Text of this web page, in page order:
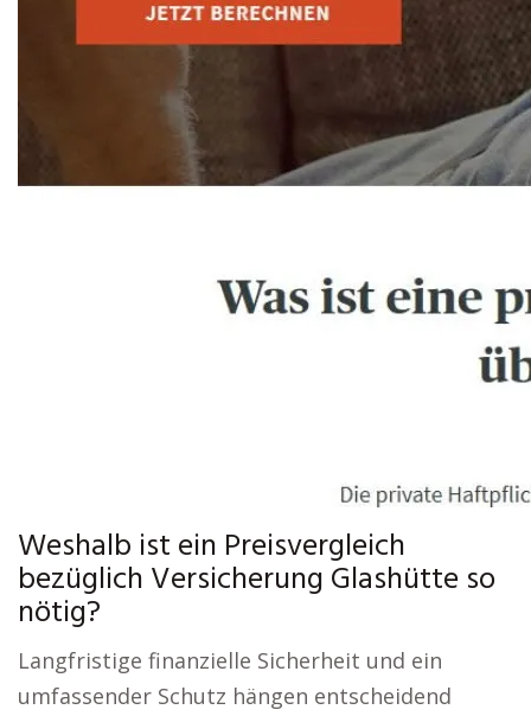
Weshalb ist ein Preisvergleich
bezüglich Versicherung Glashütte so
nötig?
Langfristige finanzielle Sicherheit und ein
umfassender Schutz hängen entscheidend